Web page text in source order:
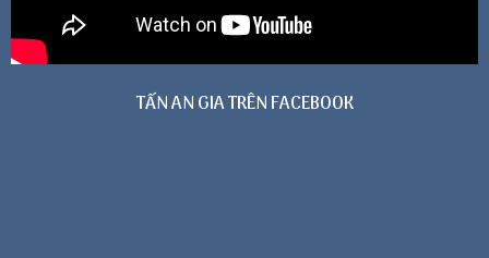
TẤN AN GIA TRÊN FACEBOOK